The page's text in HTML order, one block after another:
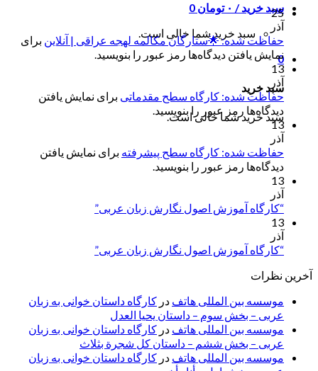
سبد خرید / ۰ تومان 0
سبد خرید شما خالی است.
0
سبد خرید
سبد خرید شما خالی است.
25
آذر
حفاظت شده: 🌟ستارگان مکالمه لهجه عراقی | آنلاین برای
نمایش یافتن دیدگاه‌ها رمز عبور را بنویسید.
13
آذر
حفاظت شده: کارگاه سطح مقدماتی برای نمایش یافتن
دیدگاه‌ها رمز عبور را بنویسید.
13
آذر
حفاظت شده: کارگاه سطح پیشرفته برای نمایش یافتن
دیدگاه‌ها رمز عبور را بنویسید.
13
آذر
“کارگاه آموزش اصول نگارش زبان عربی”
13
آذر
“کارگاه آموزش اصول نگارش زبان عربی”
آخرین نظرات
موسسه بین المللی هاتف در کارگاه داستان خوانی به زبان
عربی – بخش سوم – داستان یحیا العدل
موسسه بین المللی هاتف در کارگاه داستان خوانی به زبان
عربی – بخش ششم – داستان کل شجرة بثلاث
موسسه بین المللی هاتف در کارگاه داستان خوانی به زبان